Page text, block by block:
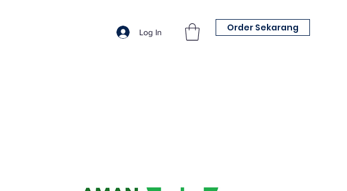
Log In Order Sekarang